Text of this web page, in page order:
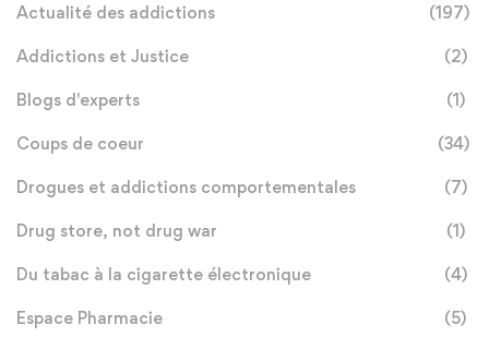
Actualité des addictions (197)
Addictions et Justice (2)
Blogs d'experts (1)
Coups de coeur (34)
Drogues et addictions comportementales (7)
Drug store, not drug war (1)
Du tabac à la cigarette électronique (4)
Espace Pharmacie (5)